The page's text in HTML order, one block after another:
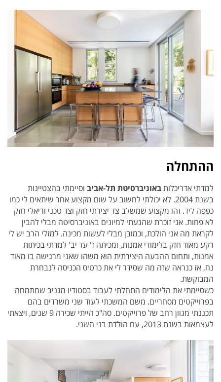
ההתחלה
למדתי אדריכלותבאוניברסיטת תל-אביב וסיימתי בהצטיינות
בשנת 2004. לא יכולתי לחשוב על שום מקצוע אחר שיתאים לי כמו
כפפה ליד. זהו מקצוע שמשלב צד יצירתי חזק וצד טכני וריאלי חזק
לא פחות. אני זוכרת שהגעתי למיונים באוניברסיטה מבלי להבין
לקראת מה אני הולכת, וכמובן מבלי לעשות מכינה. למזלי הרב יש לי
רקע מאוד חזק בלימודי אמנות, ומכיתה ז' עד יב' למדתי בכיתות
אמנות, ותחום ההבעה היצירתית הוא משהו שאני מרגישה בו מאוד
נח, אז כנראה שזה מה שסידר לי את כרטיס הכניסה לנבחרת
המבוקשת.
כשסיימתי את הלימודים התחלתי לעבוד בסטודיו מגניב שמתמחה
בפרוייקטים מסחריים. משם המשכתי לעוד שני משרדים בהם
תכננתי מגוון רחב של פרוייקטים. סה"כ הייתי שכירה 9 שנים, ויצאתי
לעצמאות בשנת 2013, עם הולדת בני השני.